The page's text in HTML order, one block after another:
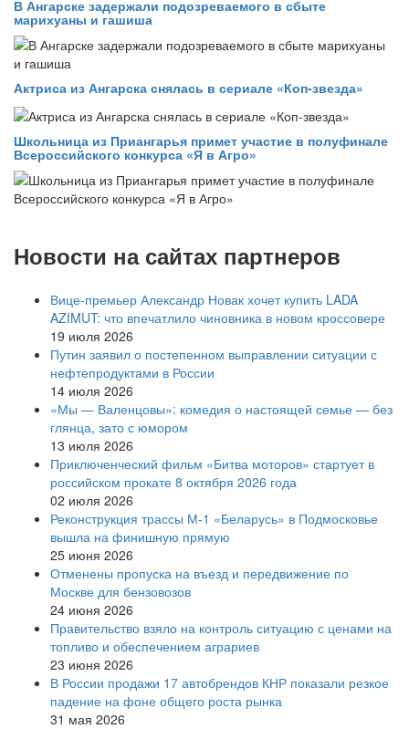
В Ангарске задержали подозреваемого в сбыте
марихуаны и гашиша
Актриса из Ангарска снялась в сериале «Коп-звезда»
Школьница из Приангарья примет участие в полуфинале
Всероссийского конкурса «Я в Агро»
Новости на сайтах партнеров
Вице‑премьер Александр Новак хочет купить LADA
AZIMUT: что впечатлило чиновника в новом кроссовере
19 июля 2026
Путин заявил о постепенном выправлении ситуации с
нефтепродуктами в России
14 июля 2026
«Мы — Валенцовы»: комедия о настоящей семье — без
глянца, зато с юмором
13 июля 2026
Приключенческий фильм «Битва моторов» стартует в
российском прокате 8 октября 2026 года
02 июля 2026
Реконструкция трассы М-1 «Беларусь» в Подмосковье
вышла на финишную прямую
25 июня 2026
Отменены пропуска на въезд и передвижение по
Москве для бензовозов
24 июня 2026
Правительство взяло на контроль ситуацию с ценами на
топливо и обеспечением аграриев
23 июня 2026
В России продажи 17 автобрендов КНР показали резкое
падение на фоне общего роста рынка
31 мая 2026